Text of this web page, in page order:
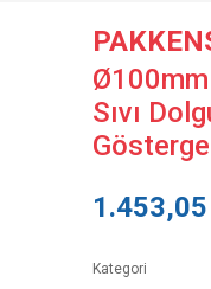
Sıvı
Kategori